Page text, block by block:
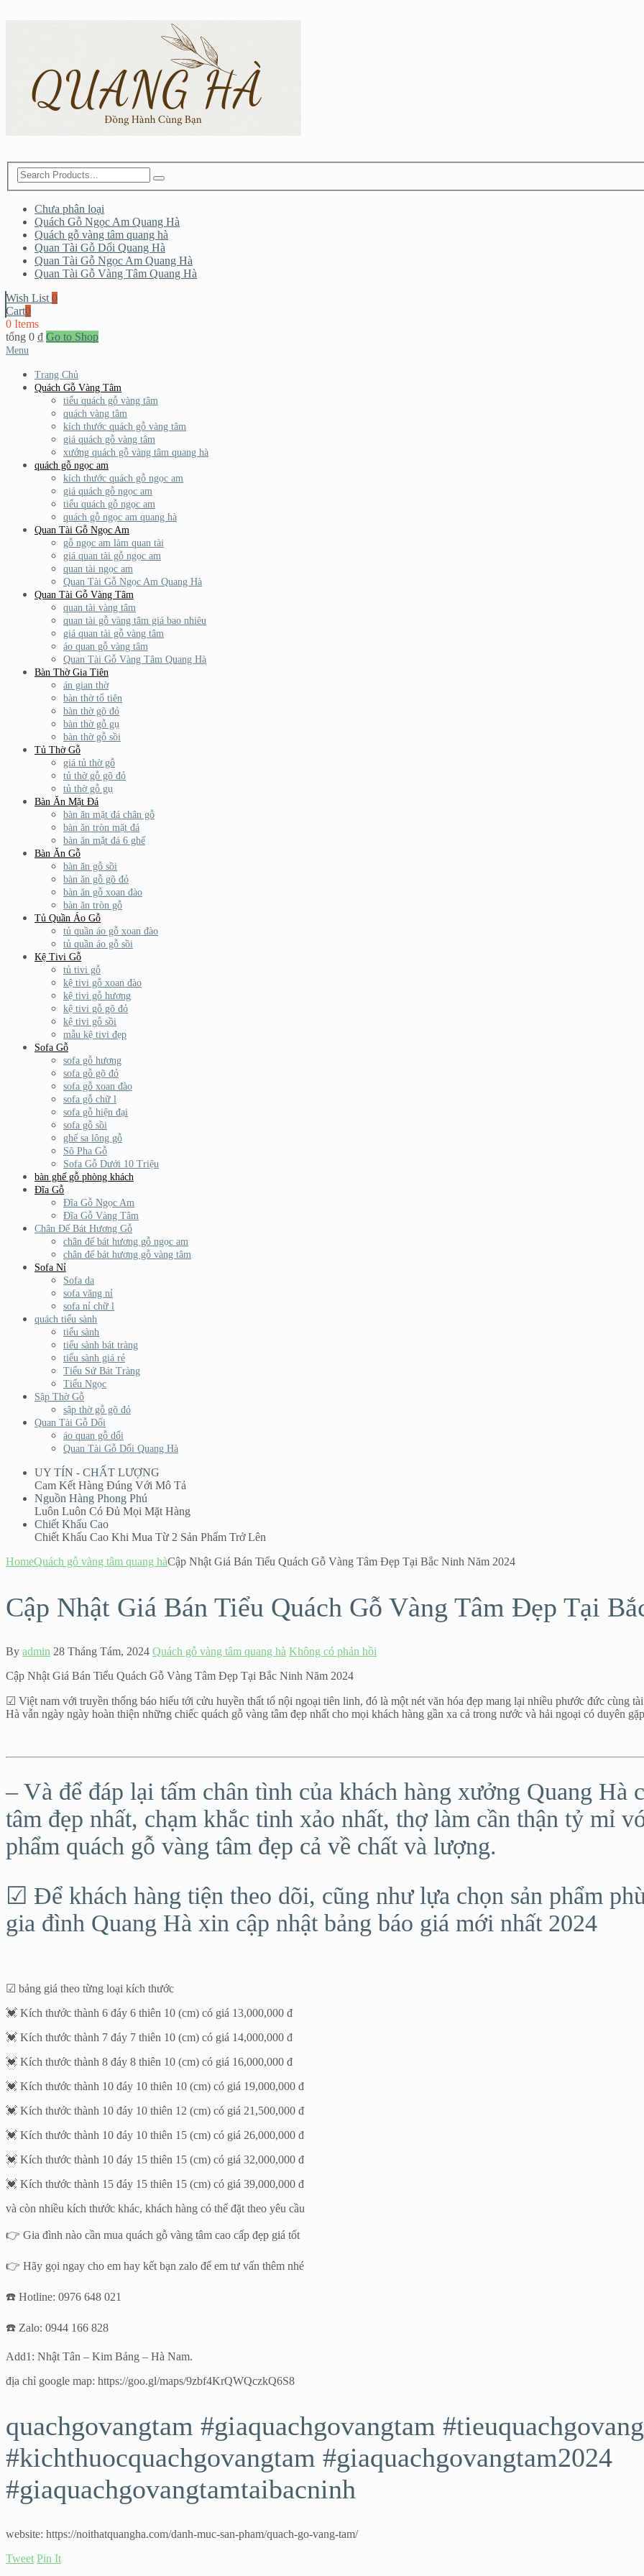
Chưa phân loại
Quách Gỗ Ngọc Am Quang Hà
Quách gỗ vàng tâm quang hà
Quan Tài Gỗ Dổi Quang Hà
Quan Tài Gỗ Ngọc Am Quang Hà
Quan Tài Gỗ Vàng Tâm Quang Hà
Wish List 0
Cart0
0 Items
tổng 0 ₫ Go to Shop
Menu
Trang Chủ
Quách Gỗ Vàng Tâm
tiểu quách gỗ vàng tâm
quách vàng tâm
kích thước quách gỗ vàng tâm
giá quách gỗ vàng tâm
xưởng quách gỗ vàng tâm quang hà
quách gỗ ngọc am
kích thước quách gỗ ngọc am
giá quách gỗ ngọc am
tiểu quách gỗ ngọc am
quách gỗ ngọc am quang hà
Quan Tài Gỗ Ngọc Am
gỗ ngọc am làm quan tài
giá quan tài gỗ ngọc am
quan tài ngọc am
Quan Tài Gỗ Ngọc Am Quang Hà
Quan Tài Gỗ Vàng Tâm
quan tài vàng tâm
quan tài gỗ vàng tâm giá bao nhiêu
giá quan tài gỗ vàng tâm
áo quan gỗ vàng tâm
Quan Tài Gỗ Vàng Tâm Quang Hà
Bàn Thờ Gia Tiên
án gian thờ
bàn thờ tổ tiên
bàn thờ gõ đỏ
bàn thờ gỗ gụ
bàn thờ gỗ sồi
Tủ Thờ Gỗ
giá tủ thờ gỗ
tủ thờ gỗ gõ đỏ
tủ thờ gỗ gụ
Bàn Ăn Mặt Đá
bàn ăn mặt đá chân gỗ
bàn ăn tròn mặt đá
bàn ăn mặt đá 6 ghế
Bàn Ăn Gỗ
bàn ăn gỗ sồi
bàn ăn gỗ gõ đỏ
bàn ăn gỗ xoan đào
bàn ăn tròn gỗ
Tủ Quần Áo Gỗ
tủ quần áo gỗ xoan đào
tủ quần áo gỗ sồi
Kệ Tivi Gỗ
tủ tivi gỗ
kệ tivi gỗ xoan đào
kệ tivi gỗ hương
kệ tivi gỗ gõ đỏ
kệ tivi gỗ sồi
mẫu kệ tivi đẹp
Sofa Gỗ
sofa gỗ hương
sofa gỗ gõ đỏ
sofa gỗ xoan đào
sofa gỗ chữ l
sofa gỗ hiện đại
sofa gỗ sồi
ghế sa lông gỗ
Sô Pha Gỗ
Sofa Gỗ Dưới 10 Triệu
bàn ghế gỗ phòng khách
Đĩa Gỗ
Đĩa Gỗ Ngọc Am
Đĩa Gỗ Vàng Tâm
Chân Đế Bát Hương Gỗ
chân đế bát hương gỗ ngọc am
chân đế bát hương gỗ vàng tâm
Sofa Nỉ
Sofa da
sofa văng nỉ
sofa nỉ chữ l
quách tiểu sành
tiểu sành
tiểu sành bát tràng
tiểu sành giá rẻ
Tiểu Sứ Bát Tràng
Tiểu Ngọc
Sập Thờ Gỗ
sập thờ gỗ gõ đỏ
Quan Tài Gỗ Dổi
áo quan gỗ dổi
Quan Tài Gỗ Dổi Quang Hà
UY TÍN - CHẤT LƯỢNG
Cam Kết Hàng Đúng Với Mô Tả
Nguồn Hàng Phong Phú
Luôn Luôn Có Đủ Mọi Mặt Hàng
Chiết Khấu Cao
Chiết Khấu Cao Khi Mua Từ 2 Sản Phẩm Trở Lên
HomeQuách gỗ vàng tâm quang hàCập Nhật Giá Bán Tiểu Quách Gỗ Vàng Tâm Đẹp Tại Bắc Ninh Năm 2024
Cập Nhật Giá Bán Tiểu Quách Gỗ Vàng Tâm Đẹp Tại
By admin 28 Tháng Tám, 2024 Quách gỗ vàng tâm quang hà Không có phản hồi
Cập Nhật Giá Bán Tiểu Quách Gỗ Vàng Tâm Đẹp Tại Bắc Ninh Năm 2024
☑ Việt nam với truyền thống báo hiếu tới cửu huyền thất tổ nội ngoại tiên linh, đó là một nét văn hóa đẹp mang lại nhiều phước đức cùng
Hà vẫn ngày ngày hoàn thiện những chiếc quách gỗ vàng tâm đẹp nhất cho mọi khách hàng gần xa cả trong nước và hải ngoại có duyên
– Và để đáp lại tấm chân tình của khách hàng xưởng Quang Hà
tâm đẹp nhất, chạm khắc tinh xảo nhất, thợ làm cần thận tỷ mỉ
phẩm quách gỗ vàng tâm đẹp cả về chất và lượng.
☑ Để khách hàng tiện theo dõi, cũng như lựa chọn sản phẩm
gia đình Quang Hà xin cập nhật bảng báo giá mới nhất 2024
☑ bảng giá theo từng loại kích thước
💓 Kích thước thành 6 đáy 6 thiên 10 (cm) có giá 13,000,000 đ
💓 Kích thước thành 7 đáy 7 thiên 10 (cm) có giá 14,000,000 đ
💓 Kích thước thành 8 đáy 8 thiên 10 (cm) có giá 16,000,000 đ
💓 Kích thước thành 10 đáy 10 thiên 10 (cm) có giá 19,000,000 đ
💓 Kích thước thành 10 đáy 10 thiên 12 (cm) có giá 21,500,000 đ
💓 Kích thước thành 10 đáy 10 thiên 15 (cm) có giá 26,000,000 đ
💓 Kích thước thành 10 đáy 15 thiên 15 (cm) có giá 32,000,000 đ
💓 Kích thước thành 15 đáy 15 thiên 15 (cm) có giá 39,000,000 đ
và còn nhiều kích thước khác, khách hàng có thể đặt theo yêu cầu
👉 Gia đình nào cần mua quách gỗ vàng tâm cao cấp đẹp giá tốt
👉 Hãy gọi ngay cho em hay kết bạn zalo để em tư vấn thêm nhé
☎️ Hotline: 0976 648 021
☎️ Zalo: 0944 166 828
Add1: Nhật Tân – Kim Bảng – Hà Nam.
địa chỉ google map: https://goo.gl/maps/9zbf4KrQWQczkQ6S8
quachgovangtam #giaquachgovangtam
#kichthuocquachgovangtam #giaquachgovangtam2024
#giaquachgovangtamtaibacninh
website: https://noithatquangha.com/danh-muc-san-pham/quach-go-vang-tam/
Tweet Pin It